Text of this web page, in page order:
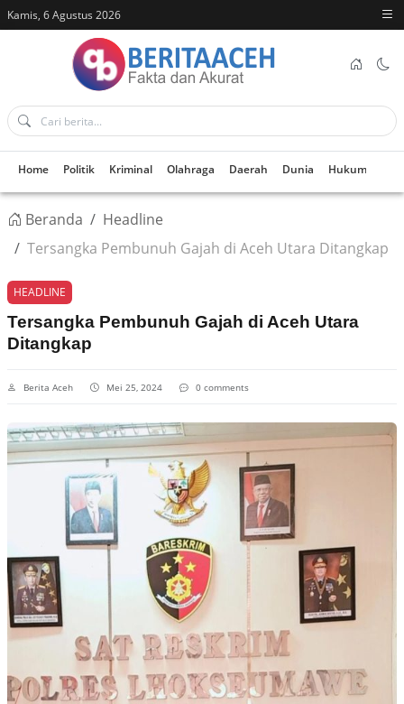
Kamis, 6 Agustus 2026
Home Politik Kriminal Olahraga Daerah Dunia Hukum
Beranda
Headline
Tersangka Pembunuh Gajah di Aceh Utara Ditangkap
HEADLINE
Tersangka Pembunuh Gajah di Aceh Utara
Ditangkap
Berita Aceh Mei 25, 2024 0 comments